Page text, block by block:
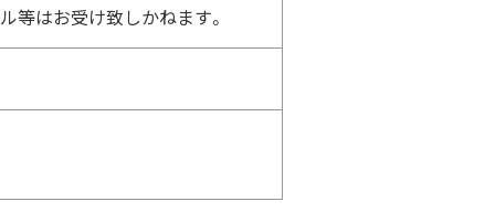
等はお受け致しかねます。